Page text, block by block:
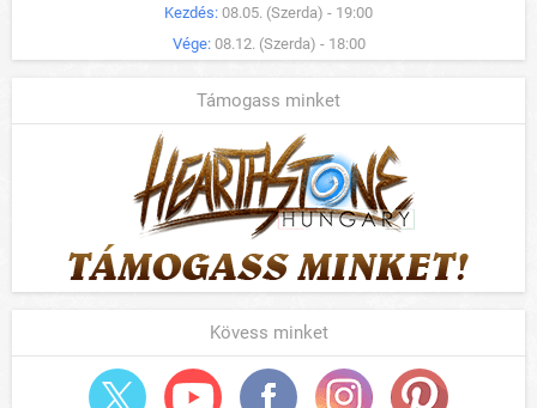
Kezdés: 08.05. (Szerda) - 19:00
Vége: 08.12. (Szerda) - 18:00
Támogass minket
Kövess minket